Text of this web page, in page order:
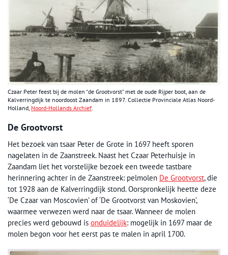
Czaar Peter feest bij de molen “de Grootvorst” met de oude Rijper boot, aan de
Kalverringdijk te noordoost Zaandam in 1897. Collectie Provinciale Atlas Noord-
Holland, Noord-Hollands Archief.
De Grootvorst
Het bezoek van tsaar Peter de Grote in 1697 heeft sporen
nagelaten in de Zaanstreek. Naast het Czaar Peterhuisje in
Zaandam liet het vorstelijke bezoek een tweede tastbare
herinnering achter in de Zaanstreek: pelmolen De Grootvorst, die
tot 1928 aan de Kalverringdijk stond. Oorspronkelijk heette deze
‘De Czaar van Moscovien’ of ‘De Grootvorst van Moskovien’,
waarmee verwezen werd naar de tsaar. Wanneer de molen
precies werd gebouwd is onduidelijk: mogelijk in 1697 maar de
molen begon voor het eerst pas te malen in april 1700.